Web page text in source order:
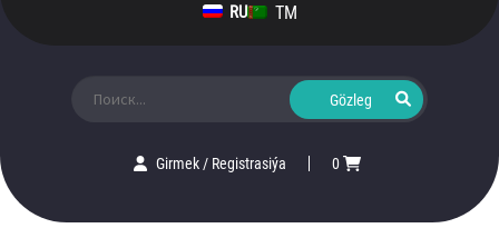
RU TM
Girmek/ Registrasiýa 0